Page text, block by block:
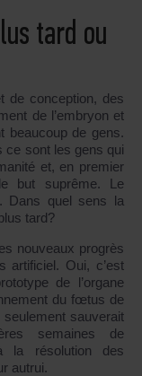
tard ou
de conception, des
de l’embryon et
beaucoup de gens.
ce sont les gens qui
et, en premier
but suprême. Le
Dans quel sens la
tard?
nouveaux progrès
artificiel. Oui, c’est
de l’organe
du fœtus de
sauverait
semaines de
la résolution des
autrui.